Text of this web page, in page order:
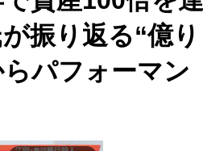
振り返る“億り
パフォーマン